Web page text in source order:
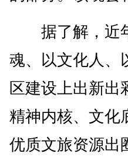
据了解，近
魂、以文化人、
区建设上出新出
精神内核、文化
优质文旅资源出